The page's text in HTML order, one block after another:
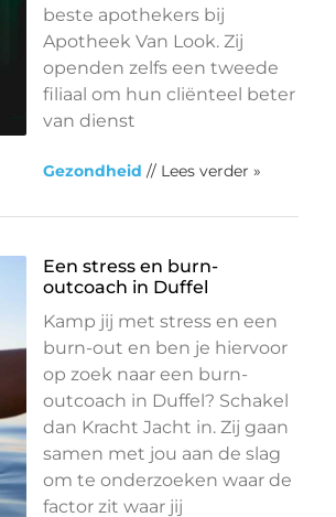
beste apothekers bij
Apotheek Van Look. Zij
openden zelfs een tweede
filiaal om hun cliënteel beter
van dienst
Gezondheid // Lees verder »
Een stress en burn-
outcoach in Duffel
Kamp jij met stress en een
burn-out en ben je hiervoor
op zoek naar een burn-
outcoach in Duffel? Schakel
dan Kracht Jacht in. Zij gaan
samen met jou aan de slag
om te onderzoeken waar de
factor zit waar jij